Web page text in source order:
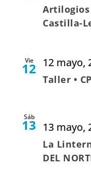
Artilogios
Castilla-
Vie
12 12 mayo,
Taller •
Sáb
13 13 mayo,
La
DEL